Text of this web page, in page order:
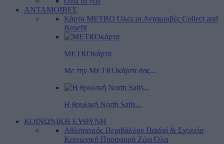
ΑΝΤΑΜΟΙΒΕΣ
Κάρτα METRO Όλες οι Ανταμοιβές Collect and
Benefit
METROκάρτα
Με την METROκάρτα σας...
Η θρυλική North Sails...
ΚΟΙΝΩΝΙΚΗ ΕΥΘΥΝΗ
Αθλητισμός Περιβάλλον Παιδιά & Σχολεία
Κοινωνική Προσφορά Ζώα Όλα